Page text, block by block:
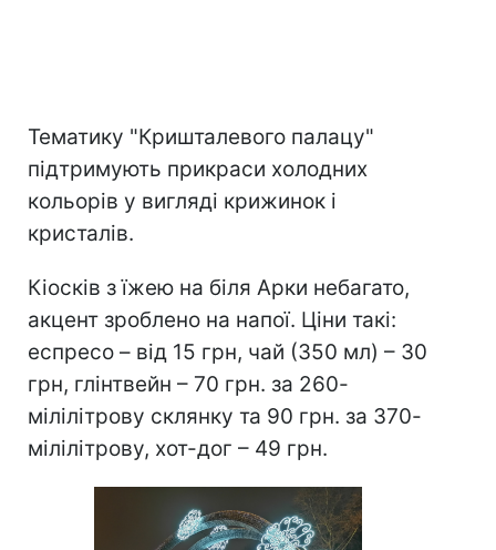
Тематику "Кришталевого палацу"
підтримують прикраси холодних
кольорів у вигляді крижинок і
кристалів.
Кіосків з їжею на біля Арки небагато,
акцент зроблено на напої. Ціни такі:
еспресо – від 15 грн, чай (350 мл) – 30
грн, глінтвейн – 70 грн. за 260-
мілілітрову склянку та 90 грн. за 370-
мілілітрову, хот-дог – 49 грн.